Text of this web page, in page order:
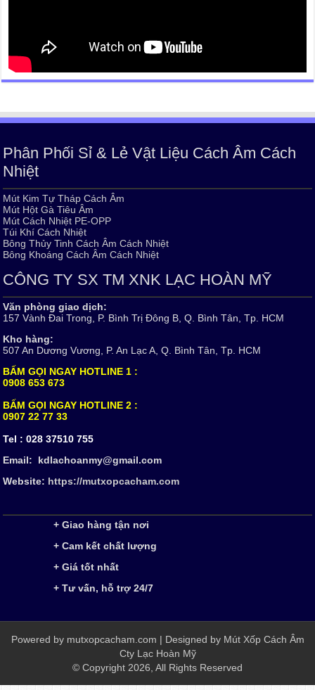
Phân Phối Sỉ & Lẻ Vật Liệu Cách Âm Cách
Nhiệt
Mút Kim Tự Tháp Cách Âm
Mút Hột Gà Tiêu Âm
Mút Cách Nhiệt PE-OPP
Túi Khí Cách Nhiệt
Bông Thủy Tinh Cách Âm Cách Nhiệt
Bông Khoáng Cách Âm Cách Nhiệt
CÔNG TY SX TM XNK LẠC HOÀN MỸ
Văn phòng giao dịch:
157 Vành Đai Trong, P. Bình Trị Đông B, Q. Bình Tân, Tp. HCM
Kho hàng:
507 An Dương Vương, P. An Lạc A, Q. Bình Tân, Tp. HCM
BẤM GỌI NGAY HOTLINE 1 :
0908 653 673
BẤM GỌI NGAY HOTLINE 2 :
0907 22 77 33
Tel : 028 37510 755
Email: kdlachoanmy@gmail.com
Website: https://mutxopcacham.com
+ Giao hàng tận nơi
+ Cam kết chất lượng
+ Giá tốt nhất
+ Tư vấn, hỗ trợ 24/7
Powered by mutxopcacham.com | Designed by Mút Xốp Cách Âm
Cty Lạc Hoàn Mỹ
© Copyright 2026, All Rights Reserved